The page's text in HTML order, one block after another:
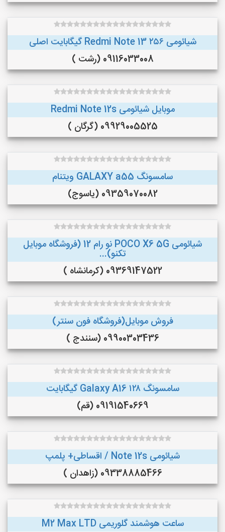
شیائومی Redmi Note 13 ۲۵۶ گیگابایت اصلی
09116033008 (رشت )
موبایل شیائومی Redmi Note 12s
09929005525 (گرگان )
سامسونگ GALAXY a55 ویتنام
09359070082 (یاسوج)
شیائومی POCO X6 5G نو رام 12 (فروشگاه موبایل
تکنو)...
09369147522 (کرمانشاه )
فروش موبایل(فروشگاه فون سنتر)
09900303436 (سنندج )
سامسونگ Galaxy A16 ۱۲۸ گیگابایت
09191540669 (قم)
شیائومی Note 12s / اقساطی+ پلمپ
09338885466 (زاهدان )
ساعت هوشمند گلوریمی M2 Max LTD